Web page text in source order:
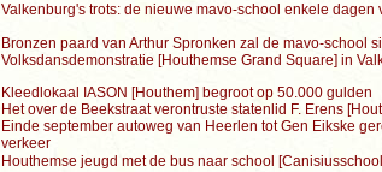
Valkenburg's trots: de nieuwe mavo-school enkele dagen
Bronzen paard van Arthur Spronken zal de mavo-school
Volksdansdemonstratie [Houthemse Grand Square] in
Kleedlokaal IASON [Houthem] begroot op 50.000 gulden
Het over de Beekstraat verontruste statenlid F. Erens
Einde september autoweg van Heerlen tot Gen Eikske
verkeer
Houthemse jeugd met de bus naar school